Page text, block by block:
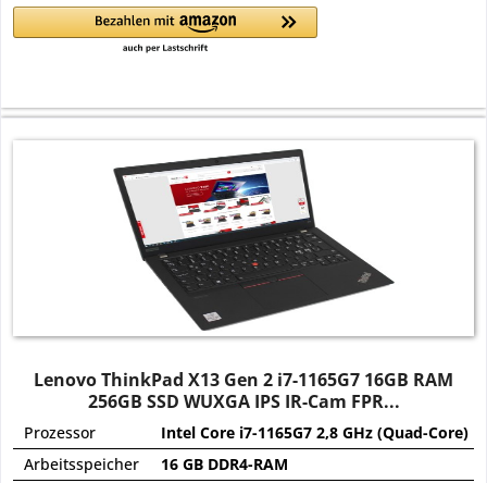
Lenovo ThinkPad X13 Gen 2 i7-1165G7 16GB RAM
256GB SSD WUXGA IPS IR-Cam FPR...
Prozessor
Intel Core i7-1165G7 2,8 GHz (Quad-Core)
Arbeitsspeicher
16 GB DDR4-RAM